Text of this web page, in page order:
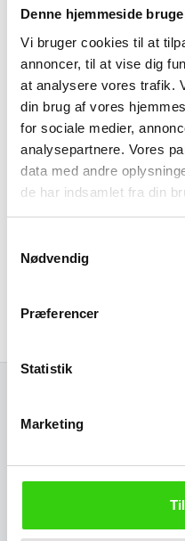
Denne hjemmeside
Vi bruger cookies til at
annoncer, til at vise dig
at analysere vores trafik.
din brug af vores
for sociale medier,
analysepartnere. Vores
data med andre
de har indsamlet fra din
Nødvendig
Præferencer
Statistik
Marketing
Det justerbare system
muligt at tilpasse de 3
og vægte - perfekt når
modulære konstruktion
niveauer, mezzaniner og
relativt hurtige montering
installation eller
laster og manuel
værkstedsmiljøer.
skaber et professionelt
Relaterede varer